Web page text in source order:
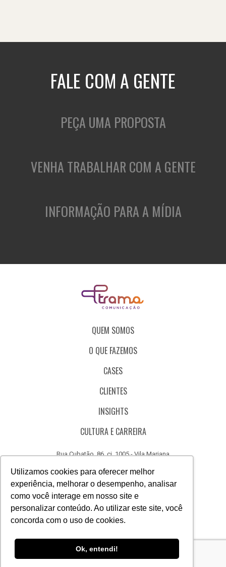
Utilizamos cookies para oferecer melhor
experiência, melhorar o desempenho, analisar
como você interage em nosso site e
personalizar conteúdo. Ao utilizar este site, você
concorda com o uso de cookies.
Ok, entendi!
FALE COM A GENTE
PEÇA UMA PROPOSTA
VENHA TRABALHAR COM A GENTE
INFORMAÇÃO PARA A MÍDIA
QUEM SOMOS
O QUE FAZEMOS
CASES
CLIENTES
INSIGHTS
CULTURA E CARREIRA
Rua Cubatão, 86, cj. 1005 - Vila Mariana
CÓDIGO DE ÉTICA
CANAL DE DENÚNCIAS
Acesse
nosso
Acesse
nosso
Acesse
nosso nosso nosso nosso